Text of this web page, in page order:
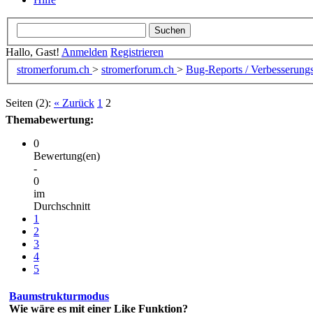
Hallo, Gast! Anmelden Registrieren
stromerforum.ch > stromerforum.ch > Bug-Reports /
Seiten (2): « Zurück 1 2
Themabewertung:
0
Bewertung(en)
-
0
im
Durchschnitt
1
2
3
4
5
Baumstrukturmodus
Wie wäre es mit einer Like Funktion?